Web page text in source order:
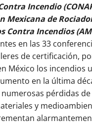
Incendio
Mexicana de
Contra Incendios
en las 33
de certificación,
México los incendios
en la última
pérdidas de
y